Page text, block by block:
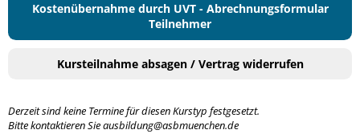
Kostenübernahme durch UVT - Abrechnungsformular
Teilnehmer
Kursteilnahme absagen / Vertrag widerrufen
Derzeit sind keine Termine für diesen Kurstyp festgesetzt.
Bitte kontaktieren Sie ausbildung@asbmuenchen.de